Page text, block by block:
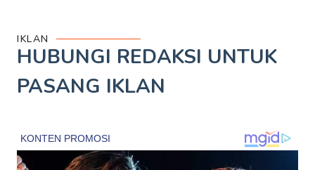
IKLAN
HUBUNGI REDAKSI UNTUK
PASANG IKLAN